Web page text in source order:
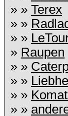
» » Terex
» »
» »
» Raupen
» »
» »
» »
» »